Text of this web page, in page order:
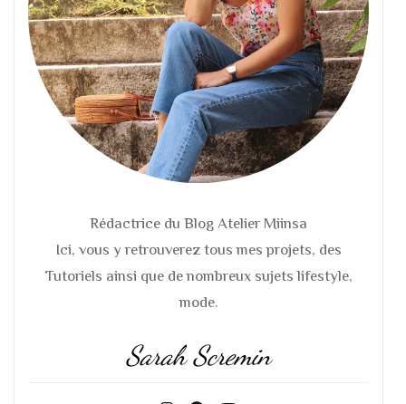
Rédactrice du Blog Atelier Miinsa
Ici, vous y retrouverez tous mes projets, des
Tutoriels ainsi que de nombreux sujets lifestyle,
mode.
Sarah Scremin